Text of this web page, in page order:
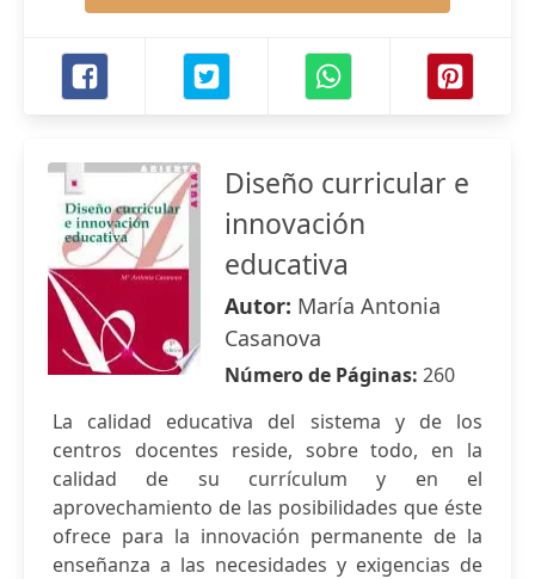
Diseño curricular e
innovación
educativa
Autor: María Antonia
Casanova
Número de Páginas: 260
La calidad educativa del sistema y de los
centros docentes reside, sobre todo, en la
calidad de su currículum y en el
aprovechamiento de las posibilidades que éste
ofrece para la innovación permanente de la
enseñanza a las necesidades y exigencias de